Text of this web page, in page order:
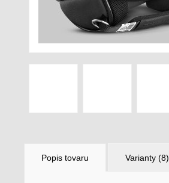
Popis tovaru Varianty (8)